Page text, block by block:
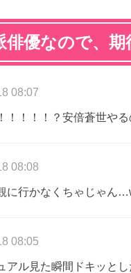
俳優なので、期
08:07
！！！！？安倍蒼世や
08:08
に行かなくちゃじゃん
08:05
アル見た瞬間ドキッ